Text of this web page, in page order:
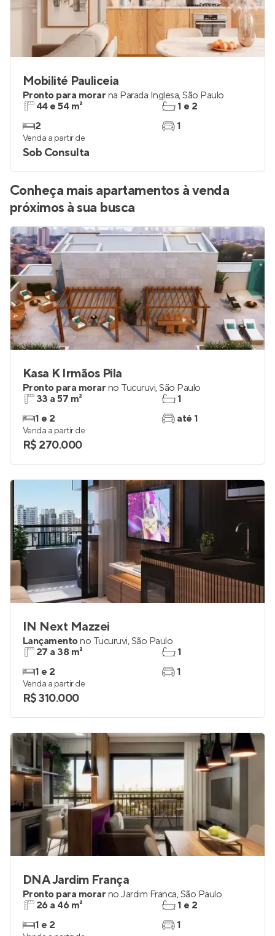
Mobilité Pauliceia
Pronto para morar na Parada Inglesa,São Paulo
44 e 54 m²
2
1 e 2
1
Venda a partir de
Sob Consulta
Conheça mais apartamentos à venda
próximos à sua busca
Kasa K Irmãos Pila
Pronto para morar no Tucuruvi,São Paulo
33 a 57 m²
1 e 2
1
até 1
Venda a partir de
R$ 270.000
IN Next Mazzei
Lançamentono Tucuruvi,São Paulo
27 a 38 m²
1 e 2
1
1
Venda a partir de
R$ 310.000
DNA Jardim França
Pronto para morar no Jardim Franca,São Paulo
26 a 46 m²
1 e 2
1 e 2
1